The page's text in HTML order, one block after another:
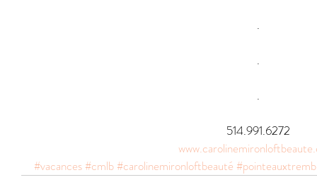
.
.
.
514.991.6272
#vacances #cmlb #carolinemironloftbeauté